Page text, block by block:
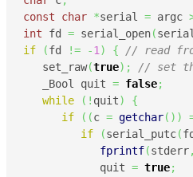
const
char *serial = argc
int fd = serial_open(
if
(fd != -1) {
// read
   set_raw
(true) ;
// set
   _Bool quit
= false;
while
( ! quit)
{
if
( (c = getchar( ) )
if
(serial_putc(fd
fprintf(stderr,
            quit
= true;